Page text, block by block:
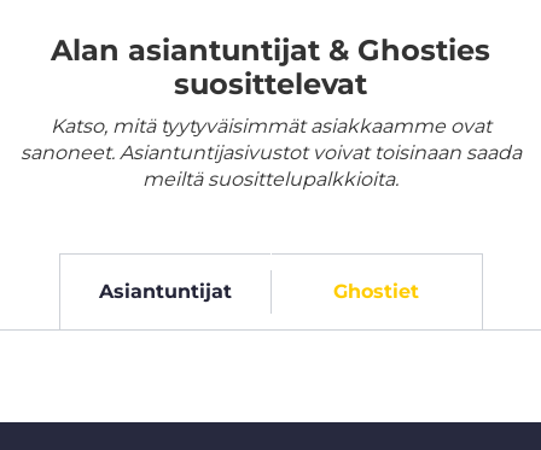
Alan asiantuntijat & Ghosties
suosittelevat
Katso, mitä tyytyväisimmät asiakkaamme ovat
sanoneet. Asiantuntijasivustot voivat toisinaan saada
meiltä suosittelupalkkioita.
Asiantuntijat Ghostiet